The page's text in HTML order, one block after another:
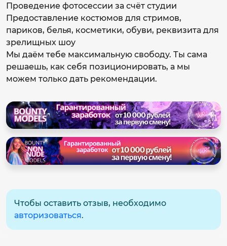
Проведение фотосессии за счёт студии
Предоставление костюмов для стримов,
париков, белья, косметики, обуви, реквизита для
зрелищных шоу
Мы даём тебе максимальную свободу. Ты сама
решаешь, как себя позиционировать, а мы
можем только дать рекомендации.
Чтобы оставить отзыв, необходимо
авторизоваться.